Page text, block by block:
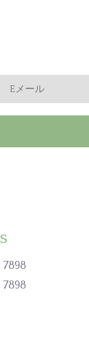
7898
7898